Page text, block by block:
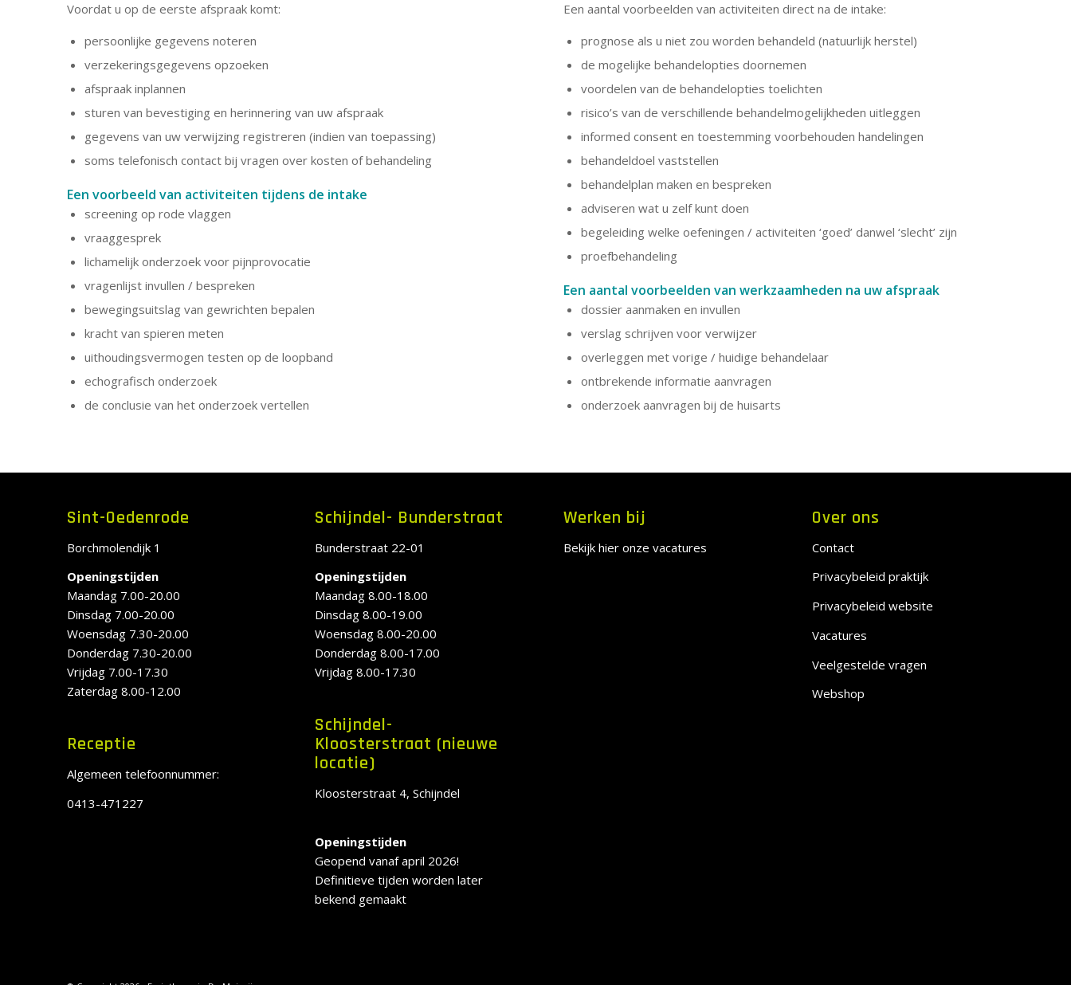
Voordat u op de eerste afspraak komt:
persoonlijke gegevens noteren
verzekeringsgegevens opzoeken
afspraak inplannen
sturen van bevestiging en herinnering van uw afspraak
gegevens van uw verwijzing registreren (indien van toepassing)
soms telefonisch contact bij vragen over kosten of behandeling
Een voorbeeld van activiteiten tijdens de intake
screening op rode vlaggen
vraaggesprek
lichamelijk onderzoek voor pijnprovocatie
vragenlijst invullen / bespreken
bewegingsuitslag van gewrichten bepalen
kracht van spieren meten
uithoudingsvermogen testen op de loopband
echografisch onderzoek
de conclusie van het onderzoek vertellen
Een aantal voorbeelden van activiteiten direct na de intake:
prognose als u niet zou worden behandeld (natuurlijk herstel)
de mogelijke behandelopties doornemen
voordelen van de behandelopties toelichten
risico’s van de verschillende behandelmogelijkheden uitleggen
informed consent en toestemming voorbehouden handelingen
behandeldoel vaststellen
behandelplan maken en bespreken
adviseren wat u zelf kunt doen
begeleiding welke oefeningen / activiteiten ‘goed’ danwel ‘slecht’ zijn
proefbehandeling
Een aantal voorbeelden van werkzaamheden na uw afspraak
dossier aanmaken en invullen
verslag schrijven voor verwijzer
overleggen met vorige / huidige behandelaar
ontbrekende informatie aanvragen
onderzoek aanvragen bij de huisarts
Sint-Oedenrode
Borchmolendijk 1
Openingstijden
Maandag 7.00-20.00
Dinsdag 7.00-20.00
Woensdag 7.30-20.00
Donderdag 7.30-20.00
Vrijdag 7.00-17.30
Zaterdag 8.00-12.00
Receptie
Algemeen telefoonnummer:
0413-471227
Schijndel- Bunderstraat
Bunderstraat 22-01
Openingstijden
Maandag 8.00-18.00
Dinsdag 8.00-19.00
Woensdag 8.00-20.00
Donderdag 8.00-17.00
Vrijdag 8.00-17.30
Schijndel-
Kloosterstraat (nieuwe
locatie)
Kloosterstraat 4, Schijndel
Openingstijden
Geopend vanaf april 2026!
Definitieve tijden worden later
bekend gemaakt
Werken bij
Bekijk hier onze vacatures
Over ons
Contact
Privacybeleid praktijk
Privacybeleid website
Vacatures
Veelgestelde vragen
Webshop